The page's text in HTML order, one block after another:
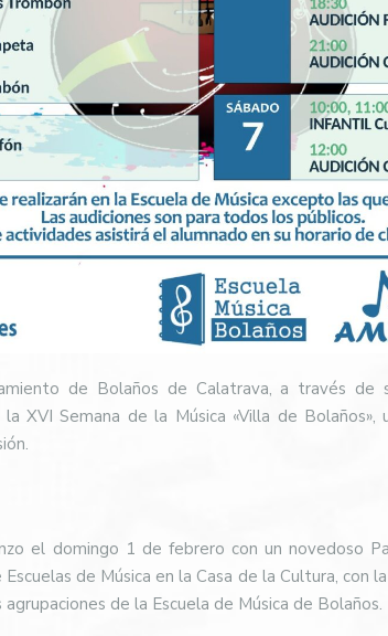
de Bolaños de Calatrava, a través de
la XVI Semana de la Música «Villa de
el domingo 1 de febrero con un novedoso
de Música en la Casa de la Cultura, con
de la Escuela de Música de Bolaños.